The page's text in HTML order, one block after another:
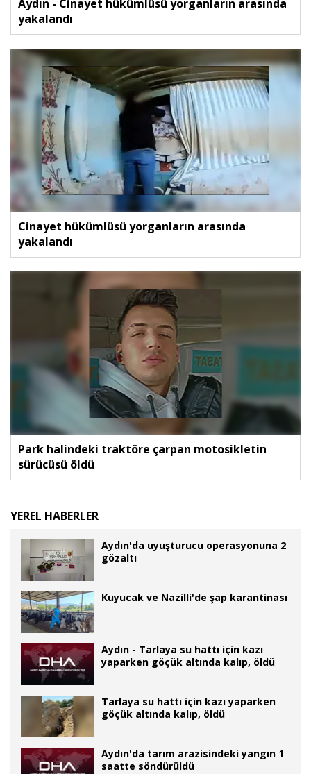
Aydın - Cinayet hükümlüsü yorganların arasında
yakalandı
Cinayet hükümlüsü yorganların arasında
yakalandı
Park halindeki traktöre çarpan motosikletin
sürücüsü öldü
YEREL HABERLER
Aydın'da uyuşturucu operasyonuna 2
gözaltı
Kuyucak ve Nazilli'de şap karantinası
Aydın - Tarlaya su hattı için kazı
yaparken göçük altında kalıp, öldü
Tarlaya su hattı için kazı yaparken
göçük altında kalıp, öldü
Aydın'da tarım arazisindeki yangın 1
saatte söndürüldü